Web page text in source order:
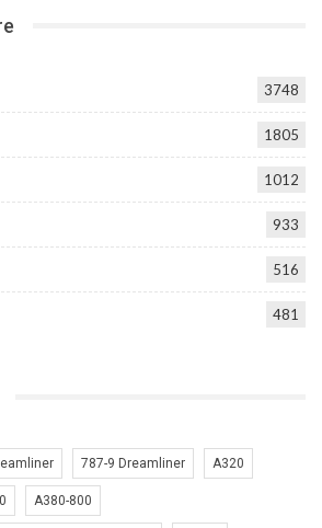
3748
1805
1012
933
516
481
787-9 Dreamliner A320
A380-800